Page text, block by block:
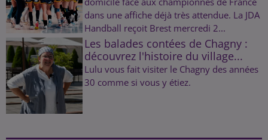
dans une affiche déjà très attendue. La JDA
Handball reçoit Brest mercredi 2...
Les balades contées de Chagny :
découvrez l'histoire du village...
Lulu vous fait visiter le Chagny des années
30 comme si vous y étiez.